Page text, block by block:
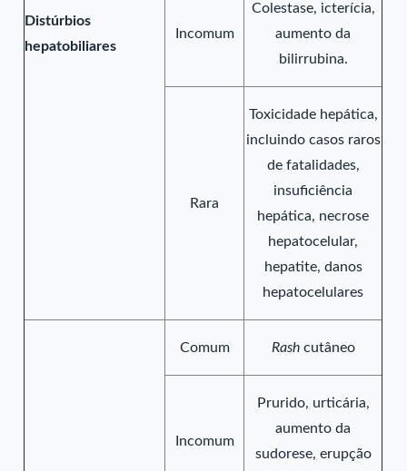
Distúrbios
hepatobiliares
Incomum
Colestase, icterícia,
aumento da
bilirrubina.
Rara
Toxicidade hepática,
incluindo casos raros
de fatalidades,
insuficiência
hepática, necrose
hepatocelular,
hepatite, danos
hepatocelulares
Comum Rash cutâneo
Incomum
Prurido, urticária,
aumento da
sudorese, erupção